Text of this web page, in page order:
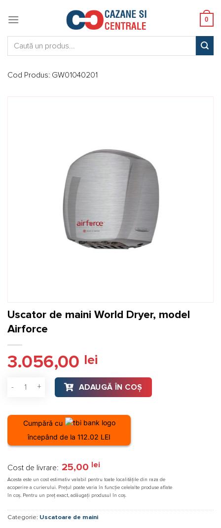
0
Cod Produs: GW01040201
Uscator de maini World Dryer, model
Airforce
3.056,00 lei
Cantitate Uscator de maini World Dryer, model Airforce
ADAUGĂ ÎN COȘ
Cumpără cu
începând de la 112.02 LEI
Cost de livrare: 25,00 lei
Acesta este un cost estimativ valabil pentru toate localitățile din raza de
acoperire a curierului. Prețul poate varia în funcție celelalte produse aflate
în coș. Pentru un preț exact, adăugați produsul în coș.
Categorie: Uscatoare de maini